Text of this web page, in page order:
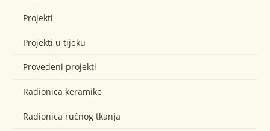
Projekti
Projekti u tijeku
Provedeni projekti
Radionica keramike
Radionica ručnog tkanja